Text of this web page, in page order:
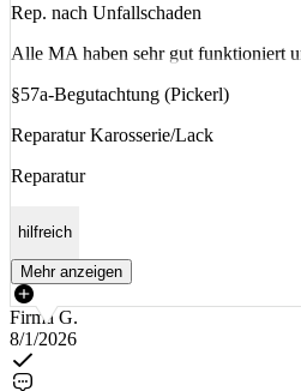
Rep. nach Unfallschaden
Alle MA haben sehr gut funktioniert
§57a-Begutachtung (Pickerl)
Reparatur Karosserie/Lack
Reparatur
hilfreich
Mehr anzeigen
Firma G.
8/1/2026